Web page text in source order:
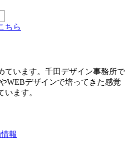
ています。千田デザイン事務所で
WEBデザインで培ってきた感覚
います。
報